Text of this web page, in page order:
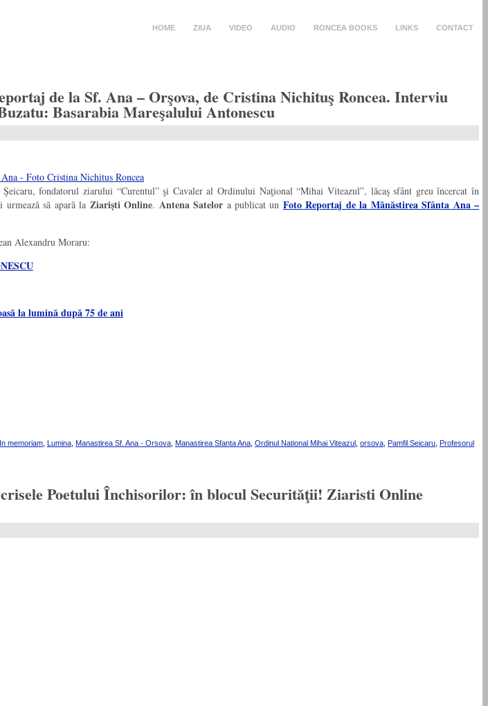
HOME ZIUA VIDEO AUDIO RONCEA BOOKS LINKS CONTACT
de la Sf. Ana – Orşova, de Cristina Nichituş Roncea. Interviu
Basarabia Mareşalului Antonescu
fondatorul ziarului “Curentul” şi Cavaler al Ordinului Naţional “Mihai Viteazul”, lăcaş sfânt greu încercat în
să apară la Ziarişti Online. Antena Satelor a publicat un Foto Reportaj de la Mănăstirea Sfânta Ana –
Alexandru Moraru:
la lumină după 75 de ani
In memoriam Lumina Manastirea Sf. Ana - Orsova Manastirea Sfanta Ana Ordinul National Mihai Viteazul orsova Pamfil Seicaru
Profesorul
Poetului Închisorilor: în blocul Securităţii! Ziaristi Online